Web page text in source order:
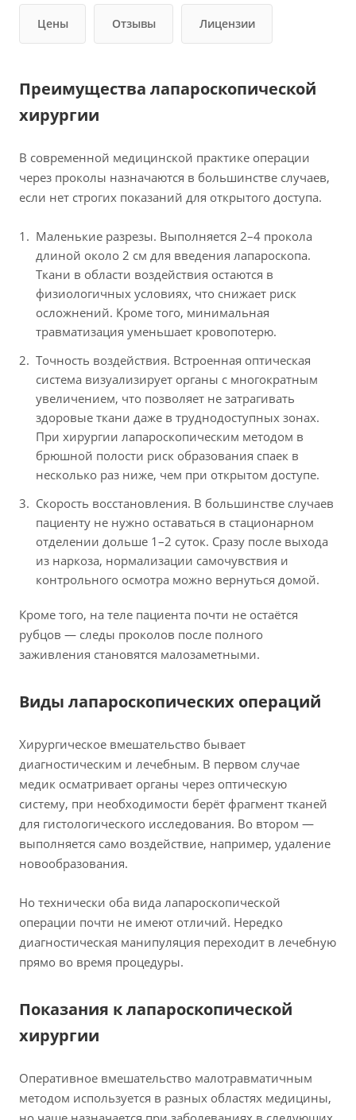
Цены Отзывы Лицензии
Преимущества лапароскопической
хирургии
В современной медицинской практике операции
через проколы назначаются в большинстве случаев,
если нет строгих показаний для открытого доступа.
Маленькие разрезы. Выполняется 2–4 прокола
длиной около 2 см для введения лапароскопа.
Ткани в области воздействия остаются в
физиологичных условиях, что снижает риск
осложнений. Кроме того, минимальная
травматизация уменьшает кровопотерю.
Точность воздействия. Встроенная оптическая
система визуализирует органы с многократным
увеличением, что позволяет не затрагивать
здоровые ткани даже в труднодоступных зонах.
При хирургии лапароскопическим методом в
брюшной полости риск образования спаек в
несколько раз ниже, чем при открытом доступе.
Скорость восстановления. В большинстве случаев
пациенту не нужно оставаться в стационарном
отделении дольше 1–2 суток. Сразу после выхода
из наркоза, нормализации самочувствия и
контрольного осмотра можно вернуться домой.
Кроме того, на теле пациента почти не остаётся
рубцов — следы проколов после полного
заживления становятся малозаметными.
Виды лапароскопических операций
Хирургическое вмешательство бывает
диагностическим и лечебным. В первом случае
медик осматривает органы через оптическую
систему, при необходимости берёт фрагмент тканей
для гистологического исследования. Во втором —
выполняется само воздействие, например, удаление
новообразования.
Но технически оба вида лапароскопической
операции почти не имеют отличий. Нередко
диагностическая манипуляция переходит в лечебную
прямо во время процедуры.
Показания к лапароскопической
хирургии
Оперативное вмешательство малотравматичным
методом используется в разных областях медицины,